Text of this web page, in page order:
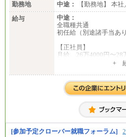
勤務地
中途：
【勤務地】 本
給与
中途：
全職種共通
初任給（別途諸手当あり
【正社員】
月給 26万4000円〜28
月給 21万6300円〜27
【アルバイト・パート
神奈川/1,390円～、静
～、
愛知/1,290円～
+
[参加予定クローバー就職フォーラム]